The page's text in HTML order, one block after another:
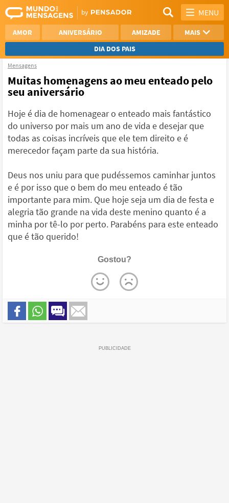
MENU
AMOR ANIVERSÁRIO AMIZADE
MAIS
DIA DOS PAIS
REFLEXÃO
AGRADECIMENTO
SAUDADE
NAMORO
VER TODAS
Mensagens
Muitas homenagens ao meu enteado pelo
seu aniversário
Hoje é dia de homenagear o enteado mais fantástico
do universo por mais um ano de vida e desejar que
todas as coisas incríveis que ele tem direito e é
merecedor façam parte da sua história.
Deus nos uniu para que pudéssemos caminhar juntos
e é por isso que o bem do meu enteado é tão
importante para mim. Que hoje seja um dia de festa e
alegria tão grande na vida deste menino quanto é a
minha por tê-lo por perto. Parabéns para este enteado
que é tão querido!
Gostou?